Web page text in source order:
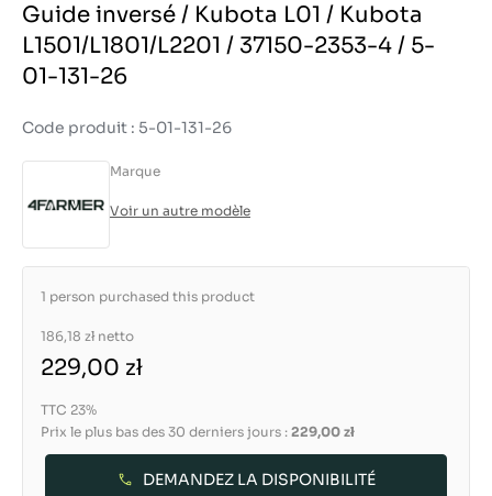
Guide inversé / Kubota L01 / Kubota
L1501/L1801/L2201 / 37150-2353-4 / 5-
01-131-26
Code produit : 5-01-131-26
Marque
Voir un autre modèle
1 person purchased this product
186,18 zł netto
229,00 zł
TTC 23%
Prix le plus bas des 30 derniers jours : 229,00 zł
DEMANDEZ LA DISPONIBILITÉ